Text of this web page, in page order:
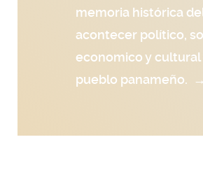
memoria histórica
acontecer político,
economico y cultural
pueblo panameño.
→